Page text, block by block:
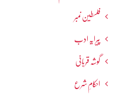
فلسطین نمبر
پیرایہ ادب
گوشہ قربانی
احکامِ شرع